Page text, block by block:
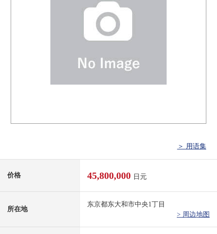
＞ 用语集
价格 45,800,000 日元
所在地
东京都东大和市中央1丁目
> 周边地图